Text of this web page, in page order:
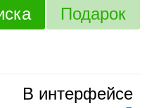
Подарок
В интерфейсе